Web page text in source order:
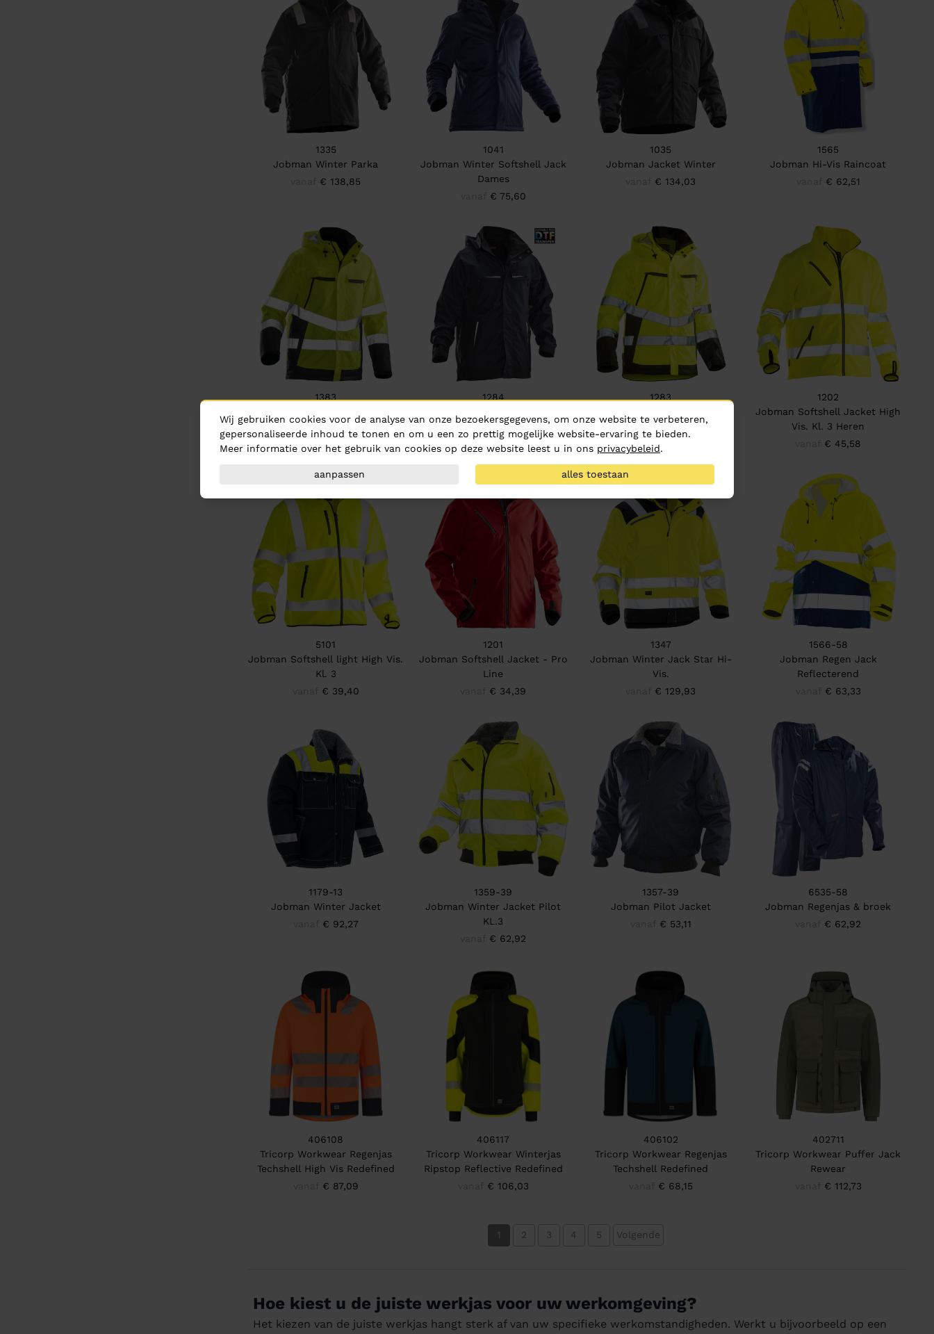
1335
Jobman Winter Parka
€ 138,85
1041
Jobman Winter Softshell Jack
Dames
€ 75,60
1035
Jobman Jacket Winter
€ 134,03
1565
Jobman Hi-Vis Raincoat
€ 62,51
1383
Jack
€ 76,49
1284
€ 59,10
1283
Kl. 3
vanaf € 57,56
1202
Jobman Softshell Jacket High
Vis. Kl. 3 Heren
€ 45,58
5101
Jobman Softshell light High Vis.
Kl. 3
€ 39,40
1201
Jobman Softshell Jacket - Pro
Line
€ 34,39
1347
Jobman Winter Jack Star Hi-
Vis.
€ 129,93
1566-58
Jobman Regen Jack
Reflecterend
€ 63,33
1179-13
Jobman Winter Jacket
€ 92,27
1359-39
Jobman Winter Jacket Pilot
KL.3
€ 62,92
1357-39
Jobman Pilot Jacket
€ 53,11
6535-58
Jobman Regenjas & broek
€ 62,92
406108
Tricorp Workwear Regenjas
Techshell High Vis Redefined
€ 87,09
406117
Tricorp Workwear Winterjas
Ripstop Reflective Redefined
€ 106,03
406102
Tricorp Workwear Regenjas
Techshell Redefined
€ 68,15
402711
Tricorp Workwear Puffer Jack
Rewear
€ 112,73
1 2 3 4 5 Volgende
Hoe kiest u de juiste werkjas voor uw werkomgeving?
Het kiezen van de juiste werkjas hangt sterk af van uw specifieke werkomstandigheden. Werkt u bijvoorbeeld op een
Wij gebruiken cookies voor de analyse van onze bezoekersgegevens, om onze website te verbeteren,
gepersonaliseerde inhoud te tonen en om u een zo prettig mogelijke website-ervaring te bieden.
Meer informatie over het gebruik van cookies op deze website leest u in ons privacybeleid.
aanpassen alles toestaan